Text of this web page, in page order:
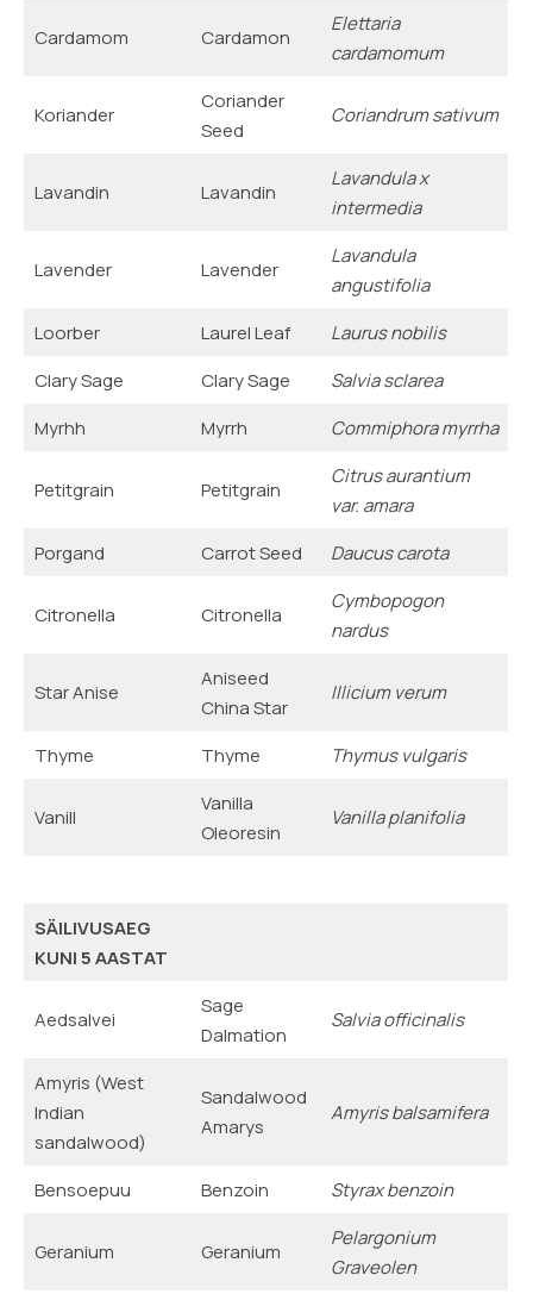
Cardamom Cardamon
Elettaria
cardamomum
Koriander
Coriander
Seed
Coriandrum sativum
Lavandin Lavandin
Lavandula x
intermedia
Lavender Lavender
Lavandula
angustifolia
Loorber
Laurel Leaf
Laurus nobilis
Clary Sage
Clary Sage
Salvia sclarea
Myrhh
Myrrh Commiphora myrrha
Petitgrain Petitgrain
Citrus aurantium
var. amara
Porgand
Carrot Seed Daucus carota
Citronella Citronella
Cymbopogon
nardus
Star Anise
Aniseed
China Star
Illicium verum
Thyme Thyme Thymus vulgaris
Vanill
Vanilla
Oleoresin
Vanilla planifolia
SÄILIVUSAEG
KUNI 5 AASTAT
Aedsalvei
Sage
Dalmation
Salvia officinalis
Amyris (West
Indian
sandalwood)
Sandalwood
Amarys
Amyris balsamifera
Bensoepuu Benzoin Styrax benzoin
Geranium Geranium
Pelargonium
Graveolen